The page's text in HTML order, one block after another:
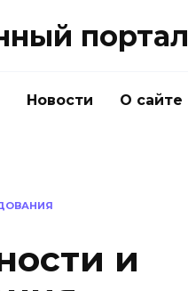
портал
Новости О сайте
и